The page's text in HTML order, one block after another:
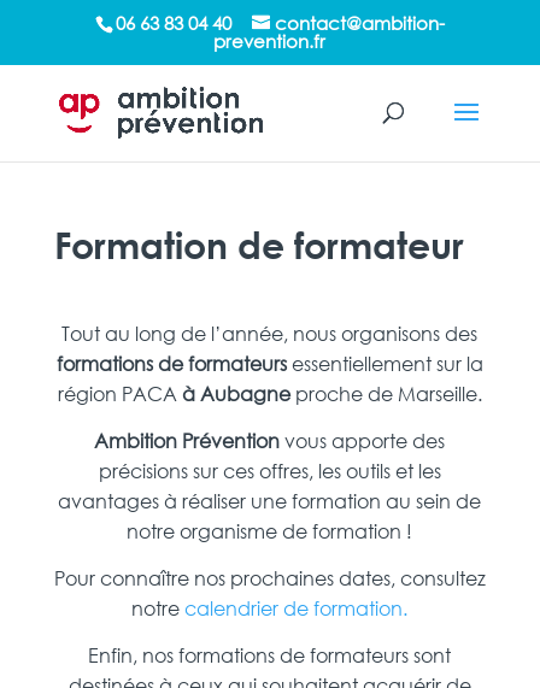
/*sticky sidebar*/06 63 83 04 40
contact@ambition-
prevention.fr
Formation de formateur
Tout au long de l’année, nous organisons des
formations de formateursessentiellement sur la
région PACA à Aubagneproche de Marseille.
Ambition Prévention vous apporte des
précisions sur ces offres, les outils et les
avantages à réaliser une formation au sein de
notre organisme de formation !
Pour connaître nos prochaines dates, consultez
notrecalendrier de formation.
Enfin, nos formations de formateurs sont